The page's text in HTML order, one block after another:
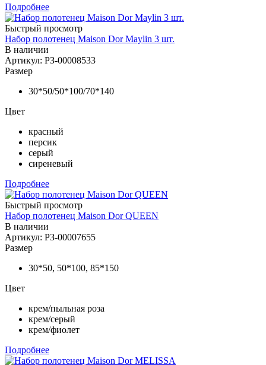
Подробнее
Быстрый просмотр
Набор полотенец Maison Dor Maylin 3 шт.
В наличии
Артикул: РЗ-00008533
Размер
30*50/50*100/70*140
Цвет
красный
персик
серый
сиреневый
Подробнее
Быстрый просмотр
Набор полотенец Maison Dor QUEEN
В наличии
Артикул: РЗ-00007655
Размер
30*50, 50*100, 85*150
Цвет
крем/пыльная роза
крем/серый
крем/фиолет
Подробнее